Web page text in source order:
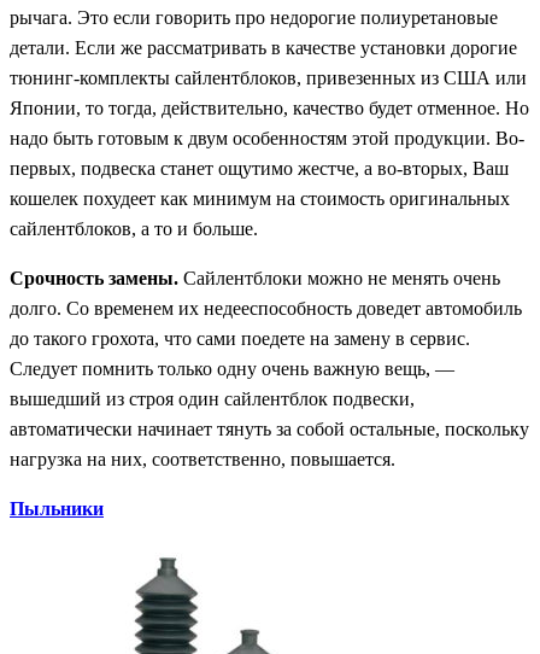
рычага. Это если говорить про недорогие полиуретановые
детали. Если же рассматривать в качестве установки дорогие
тюнинг-комплекты сайлентблоков, привезенных из США или
Японии, то тогда, действительно, качество будет отменное. Но
надо быть готовым к двум особенностям этой продукции. Во-
первых, подвеска станет ощутимо жестче, а во-вторых, Ваш
кошелек похудеет как минимум на стоимость оригинальных
сайлентблоков, а то и больше.
Срочность замены. Сайлентблоки можно не менять очень
долго. Со временем их недееспособность доведет автомобиль
до такого грохота, что сами поедете на замену в сервис.
Следует помнить только одну очень важную вещь, —
вышедший из строя один сайлентблок подвески,
автоматически начинает тянуть за собой остальные, поскольку
нагрузка на них, соответственно, повышается.
Пыльники